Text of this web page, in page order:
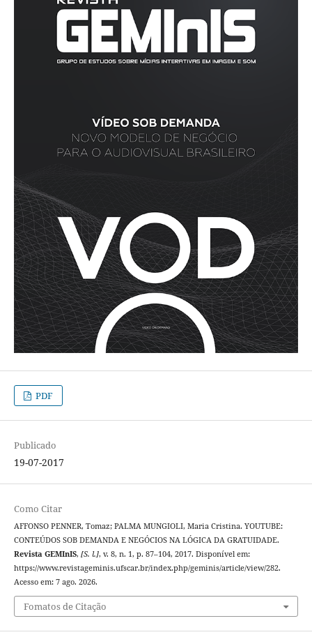
PDF
Publicado
19-07-2017
Como Citar
AFFONSO PENNER, Tomaz; PALMA MUNGIOLI, Maria Cristina. YOUTUBE:
CONTEÚDOS SOB DEMANDA E NEGÓCIOS NA LÓGICA DA GRATUIDADE.
Revista GEMInIS, [S. l.], v. 8, n. 1, p. 87–104, 2017. Disponível em:
https://www.revistageminis.ufscar.br/index.php/geminis/article/view/282.
Acesso em: 7 ago. 2026.
Fomatos de Citação